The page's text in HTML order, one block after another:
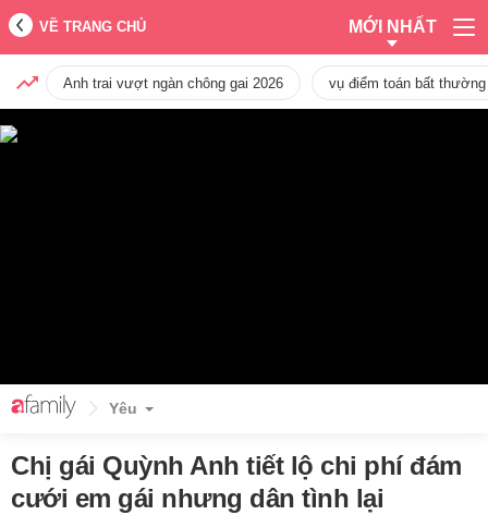
VỀ TRANG CHỦ MỚI NHẤT
Anh trai vượt ngàn chông gai 2026 vụ điểm toán bất
Yêu
Chị gái Quỳnh Anh tiết lộ chi phí đám
cưới em gái nhưng dân tình lại